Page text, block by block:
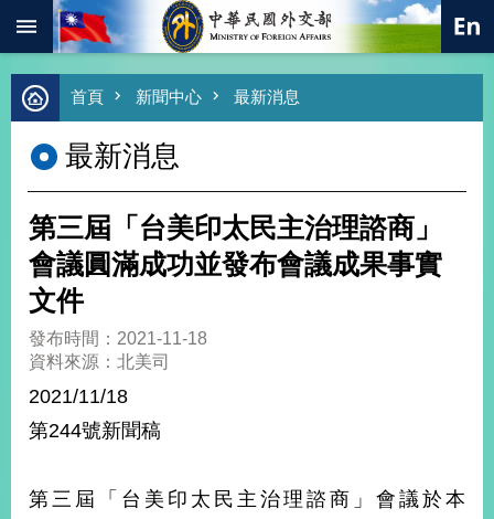
跳到主要內容區塊
進
階
尋
熱
總
合
外
交
值
經
首頁 新聞中心 最新消息
最新消息
第三屆「台美印太民主治理諮商」
會議圓滿成功並發布會議成果事實
文件
發布時間：2021-11-18
資料來源：北美司
2021/11/18
第244號新聞稿
第三屆「台美印太民主治理諮商」會議於本